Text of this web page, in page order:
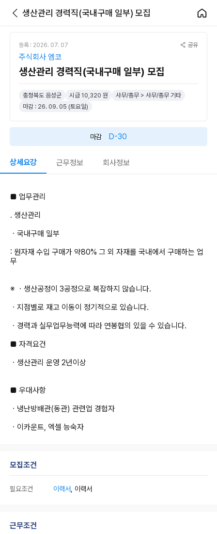
생산관리 경력직(국내구매 일부) 모집
등록 : 2026. 07. 07 공유
주식회사 엠코
생산관리 경력직(국내구매 일부) 모집
충청북도 음성군 시급 10,320 원
사무/총무 > 사무/총무 기타
마감 : 26. 09. 05 (토요일)
마감 D-30
상세요강 근무정보 회사정보
■ 업무관리
. 생산관리
ㆍ국내구매 일부
: 원자재 수입 구매가 약80% 그 외 자재를 국내에서 구매하는 업
무
※ ㆍ생산공정이 3공정으로 복잡하지 않습니다.
ㆍ지점별로 재고 이동이 정기적으로 있습니다.
ㆍ경력과 실무업무능력에 따라 연봉협의 있을 수 있습니다.
■ 자격요건
ㆍ생산관리 운영 2년이상
■ 우대사항
ㆍ냉난방배관(동관) 관련업 경험자
ㆍ이카운트, 엑셀 능숙자
모집조건
필요조건 이력서 , 이력서
근무조건